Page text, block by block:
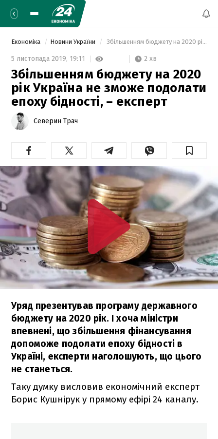
Економіка Новини України Збільшенням бюджету на 2020 рік Україна не зможе подолати епоху бідності, – експерт
5 листопада 2019, 19:11 2 хв
Збільшенням бюджету на 2020
рік Україна не зможе подолати
епоху бідності, – експерт
Северин Трач
Уряд презентував програму державного
бюджету на 2020 рік. І хоча міністри
впевнені, що збільшення фінансування
допоможе подолати епоху бідності в
Україні, експерти наголошують, що цього
не станеться.
Таку думку висловив економічний експерт
Борис Кушнірук у прямому ефірі 24 каналу.